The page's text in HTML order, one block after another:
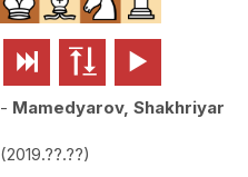
  
- Mamedyarov, Shakhriyar
2019.??.??